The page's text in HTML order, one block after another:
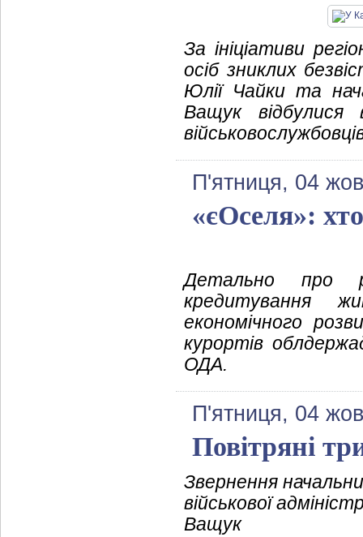
За ініціативи
осіб зниклих
Юлії Чайки та
Ващук відбулися
П'ятниця, 04
«єОселя»:
Детально про
кредитування
економічного
курортів
ОДА.
П'ятниця, 04
Повітряні
Звернення
військової
Ващук